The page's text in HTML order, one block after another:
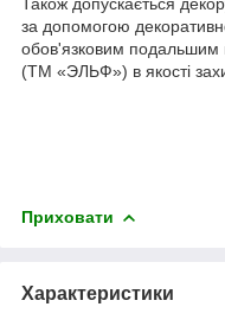
за допомогою
обов'язковим
(ТМ «ЭЛЬФ») в якості
Приховати
Характеристики